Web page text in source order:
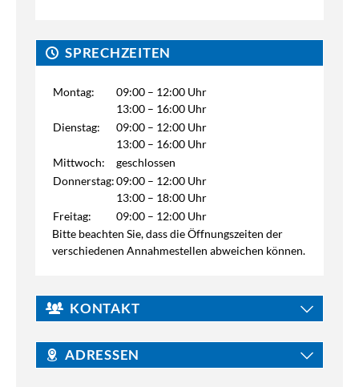
SPRECHZEITEN
Montag:
09:00 – 12:00 Uhr
13:00 – 16:00 Uhr
Dienstag:
09:00 – 12:00 Uhr
13:00 – 16:00 Uhr
Mittwoch:
geschlossen
Donnerstag:09:00 – 12:00 Uhr
13:00 – 18:00 Uhr
Freitag:
09:00 – 12:00 Uhr
Bitte beachten Sie, dass die Öffnungszeiten der
verschiedenen Annahmestellen abweichen können.
ADRESSEN
KONTAKT